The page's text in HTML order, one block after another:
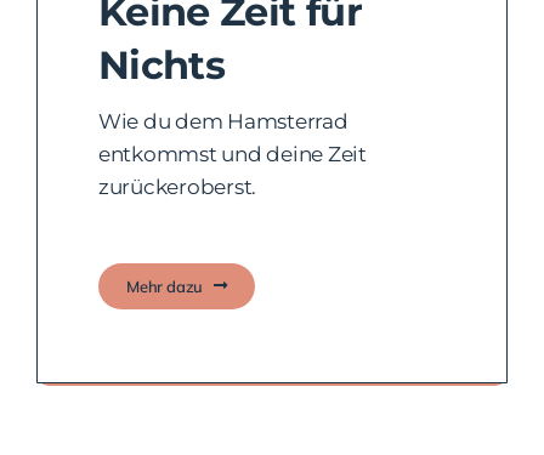
Keine Zeit für
Nichts
Wie du dem Hamsterrad
entkommst und deine Zeit
zurückeroberst.
Mehr dazu